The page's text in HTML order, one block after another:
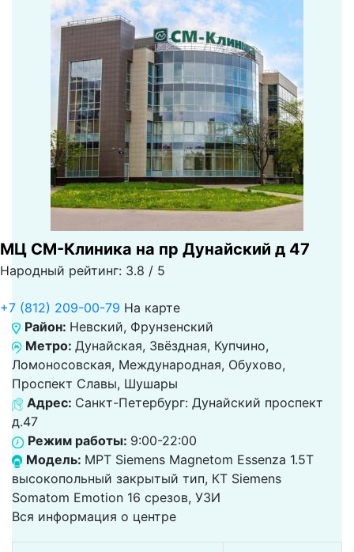
МЦ СМ-Клиника на пр Дунайский д 47
Народный рейтинг: 3.8 / 5
+7 (812) 209-00-79 На карте
Район: Невский, Фрунзенский
Метро: Дунайская, Звёздная, Купчино,
Ломоносовская, Международная, Обухово,
Проспект Славы, Шушары
Адрес: Санкт-Петербург: Дунайский проспект
д.47
Режим работы: 9:00-22:00
Модель: МРТ Siemens Magnetom Essenza 1.5T
высокопольный закрытый тип, КТ Siemens
Somatom Emotion 16 срезов, УЗИ
Вся информация о центре